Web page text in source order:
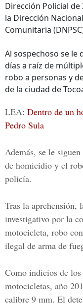
Dirección Policial
la Dirección
Comunitaria
Al sospechoso se le
días a raíz de
robo a personas y
de la ciudad de
LEA: Dentro de un
Pedro Sula
Además, se le
de homicidio y el
policía.
Tras la aprehensión,
investigativo por la
motocicleta, robo
ilegal de arma de
Como indicios de
motocicletas, año
calibre 9 mm. El